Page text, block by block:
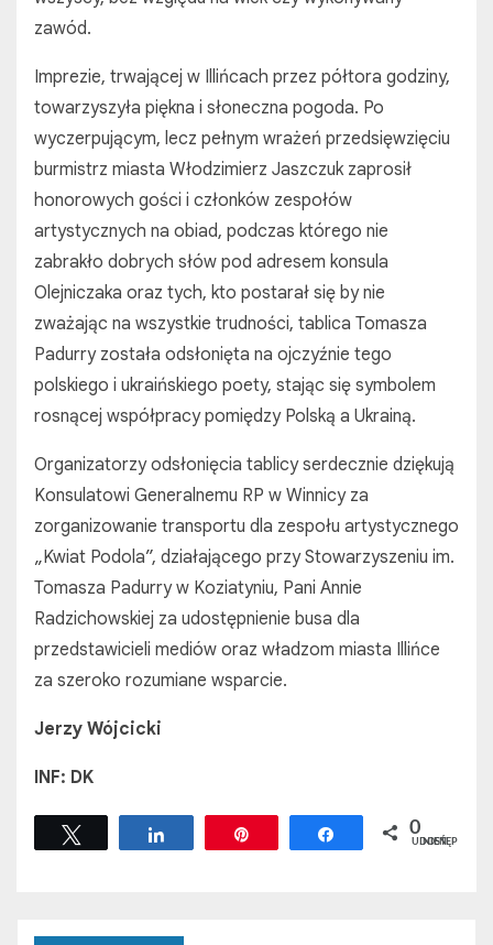
zawód.
Imprezie, trwającej w Illińcach przez półtora godziny,
towarzyszyła piękna i słoneczna pogoda. Po
wyczerpującym, lecz pełnym wrażeń przedsięwzięciu
burmistrz miasta Włodzimierz Jaszczuk zaprosił
honorowych gości i członków zespołów
artystycznych na obiad, podczas którego nie
zabrakło dobrych słów pod adresem konsula
Olejniczaka oraz tych, kto postarał się by nie
zważając na wszystkie trudności, tablica Tomasza
Padurry została odsłonięta na ojczyźnie tego
polskiego i ukraińskiego poety, stając się symbolem
rosnącej współpracy pomiędzy Polską a Ukrainą.
Organizatorzy odsłonięcia tablicy serdecznie dziękują
Konsulatowi Generalnemu RP w Winnicy za
zorganizowanie transportu dla zespołu artystycznego
„Kwiat Podola”, działającego przy Stowarzyszeniu im.
Tomasza Padurry w Koziatyniu, Pani Annie
Radzichowskiej za udostępnienie busa dla
przedstawicieli mediów oraz władzom miasta Illińce
za szeroko rozumiane wsparcie.
Jerzy Wójcicki
INF: DK
Udostępnij Udostępnij
0
UDOSTĘPNIEŃ